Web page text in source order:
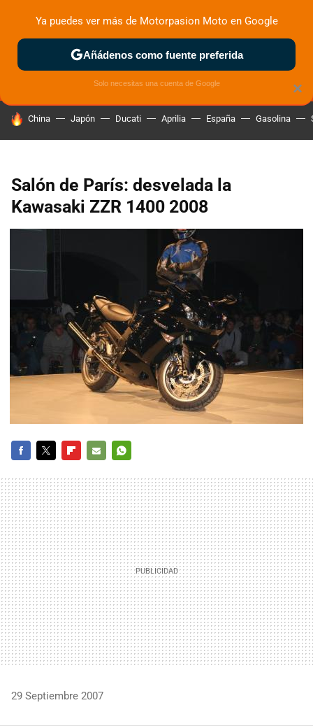
MENÚ NUEVO
ZONA DE PRUEBAS DEPORTIVAS MOTOS ELÉCTRICAS
HOY SE HABLA DE
China Japón Ducati Aprilia España Gasolina
Salón de París: desvelada la
Kawasaki ZZR 1400 2008
MAIL
29 Septiembre 2007
×
Ya puedes ver más de Motorpasion Moto en Google
Añádenos como fuente preferida
Solo necesitas una cuenta de Google